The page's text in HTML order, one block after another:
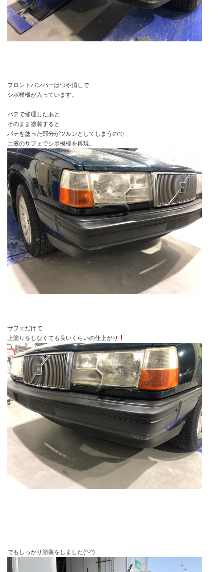
フロントバンパーはつや消しで
シボ模様が入っています。
パテで修理したあと
そのまま塗装すると
パテを塗った部分がツルンとしてしまうので
ニ液のサフェでシボ模様を再現。
サフェだけで
上塗りをしなくても良いくらいの仕上がり
でもしっかり塗装をしました(^-^)